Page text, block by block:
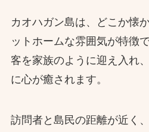
カオハガン島は、どこか懐
ットホームな雰囲気が特徴
客を家族のように迎え入れ
に心が癒されます。
訪問者と島民の距離が近く